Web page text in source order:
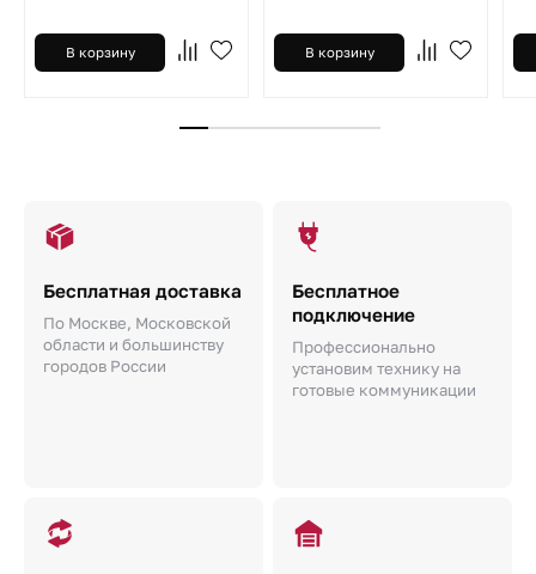
В корзину В корзину
Бесплатная доставка
По Москве, Московской
области и большинству
городов России
Бесплатное
подключение
Профессионально
установим технику на
готовые коммуникации